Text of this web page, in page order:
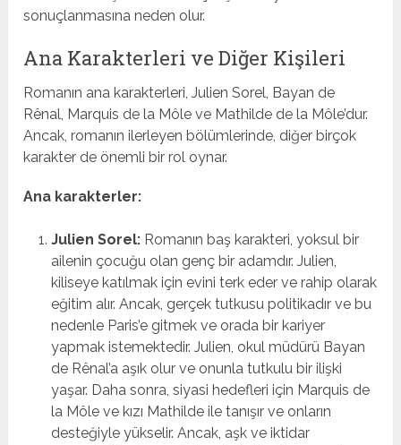
sonuçlanmasına neden olur.
Ana Karakterleri ve Diğer Kişileri
Romanın ana karakterleri, Julien Sorel, Bayan de
Rênal, Marquis de la Môle ve Mathilde de la Môle’dur.
Ancak, romanın ilerleyen bölümlerinde, diğer birçok
karakter de önemli bir rol oynar.
Ana karakterler:
Julien Sorel:Romanın baş karakteri, yoksul bir
ailenin çocuğu olan genç bir adamdır. Julien,
kiliseye katılmak için evini terk eder ve rahip olarak
eğitim alır. Ancak, gerçek tutkusu politikadır ve bu
nedenle Paris’e gitmek ve orada bir kariyer
yapmak istemektedir. Julien, okul müdürü Bayan
de Rênal’a aşık olur ve onunla tutkulu bir ilişki
yaşar. Daha sonra, siyasi hedefleri için Marquis de
la Môle ve kızı Mathilde ile tanışır ve onların
desteğiyle yükselir. Ancak, aşk ve iktidar